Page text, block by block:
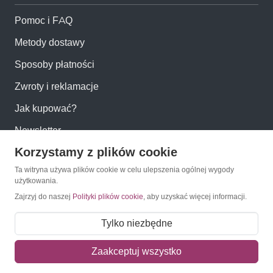
Pomoc i FAQ
Metody dostawy
Sposoby płatności
Zwroty i reklamacje
Jak kupować?
Newsletter
Konto
Moje konto
Mój koszyk
Adres dostawy
Korzystamy z plików cookie
Ta witryna używa plików cookie w celu ulepszenia ogólnej wygody
użytkowania.
Zajrzyj do naszej Polityki plików cookie, aby uzyskać więcej informacji.
Tylko niezbędne
Zaakceptuj wszystko